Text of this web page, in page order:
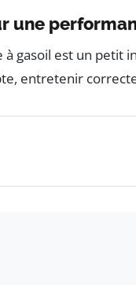
une
gasoil est un petit
entretenir